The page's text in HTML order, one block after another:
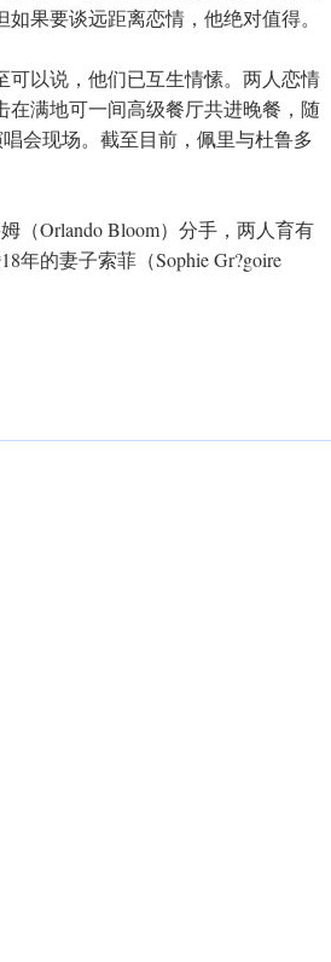
果要谈远距离恋情，他绝对值得。
以说，他们已互生情愫。两人恋情
满地可一间高级餐厅共进晚餐，随
会现场。截至目前，佩里与杜鲁多
（Orlando Bloom）分手，两人育有
年的妻子索菲（Sophie Gr?goire